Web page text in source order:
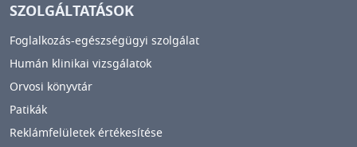
SZOLGÁLTATÁSOK
Foglalkozás-egészségügyi szolgálat
Humán klinikai vizsgálatok
Orvosi könyvtár
Patikák
Reklámfelületek értékesítése